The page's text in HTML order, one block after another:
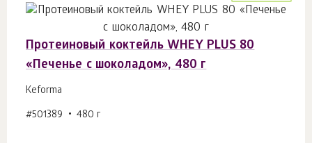
Протеиновый коктейль WHEY PLUS 80
«Печенье с шоколадом», 480 г
Keforma
#501389 480 г